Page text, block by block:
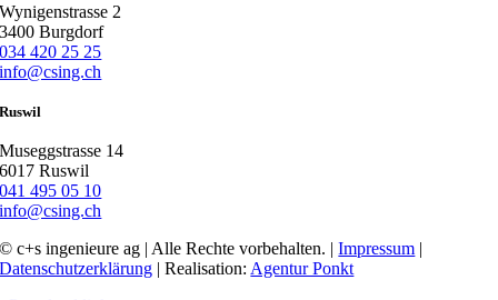
Wynigenstrasse 2
3400 Burgdorf
034 420 25 25
info@csing.ch
Ruswil
Museggstrasse 14
6017 Ruswil
041 495 05 10
info@csing.ch
© c+s ingenieure ag | Alle Rechte vorbehalten. |Impressum |
Datenschutzerklärung | Realisation: Agentur Ponkt